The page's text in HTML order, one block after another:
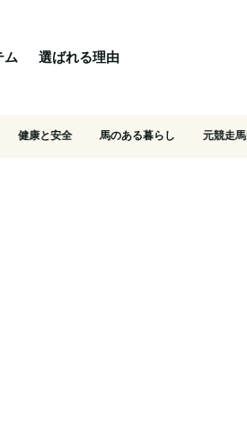
ム 選ばれる理由
健康と安全 馬のある暮らし 元競走